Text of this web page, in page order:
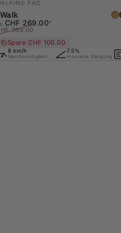
Platzsparend
mit Transportrollen Nutzergewicht
PAD
CHF 269.00*
Preis
369.00
Spare CHF 100.00
8 km/h
Geschwindigkeit
7.5%
manuelle Steigung